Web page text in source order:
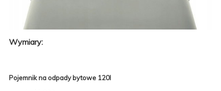
Wymiary:
Pojemnik na odpady bytowe 120l